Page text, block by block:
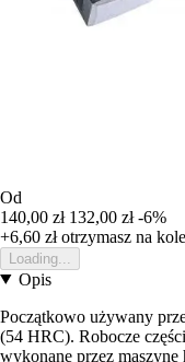
Od
140,00 zł 132,00 zł -6%
+6,60 złotrzymasz na
Loading...
Opis
Początkowo używany
(54 HRC). Robocze
wykonane przez